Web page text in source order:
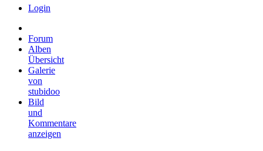
Login
Forum
Alben
Übersicht
Galerie
von
stubidoo
Bild
und
Kommentare
anzeigen